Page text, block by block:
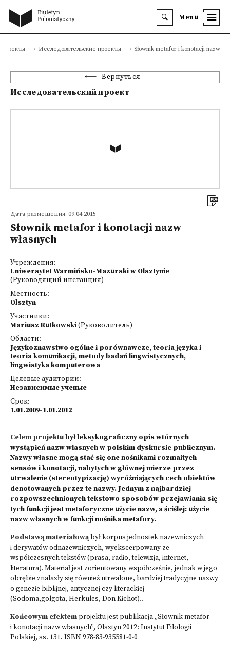
Menu
Исследовательские проекты Słownik metafor i konotacji nazw
Вернуться
Исследовательский проект
Дата размещения: 09.04.2015
Słownik metafor i konotacji nazw
własnych
Учреждения:
Uniwersytet Warmińsko-Mazurski w Olsztynie
(Руководящий инстанция)
Местность:
Olsztyn
Участники:
Mariusz Rutkowski(Руководитель)
Области:
Językoznawstwo ogólne i porównawcze, teoria języka i
teoria komunikacji, metody badań lingwistycznych,
lingwistyka komputerowa
Целевые аудитории:
Независимые ученые
Срок:
1.01.2009-1.01.2012
Celem projektubył leksykograficzny opis wtórnych
wystąpień nazw własnych w polskim dyskursie publicznym.
Nazwy własne mogą stać się one nośnikami rozmaitych
sensów i konotacji, nabytych w głównej mierze przez
utrwalenie (stereotypizację) wyróżniających cech obiektów
denotowanych przez te nazwy. Jednym z najbardziej
rozpowszechnionych tekstowo sposobów przejawiania się
tych funkcji jest metaforyczne użycie nazw, a ściślej: użycie
nazw własnych w funkcji nośnika metafory.
Podstawą materiałowąbył korpus jednostek nazewniczych
i derywatów odnazewniczych, wyekscerpowany ze
współczesnych tekstów (prasa, radio, telewizja, internet,
literatura). Materiał jest zorientowany współcześnie, jednak w jego
obrębie znalazły się również utrwalone, bardziej tradycyjne nazwy
o genezie biblijnej, antycznej czy literackiej
(Sodoma,golgota, Herkules, Don Kichot)..
Końcowym efektemprojektu jest publikacja „Słownik metafor
i konotacji nazw własnych”, Olsztyn 2012: Instytut Filologii
Polskiej, ss. 131. ISBN 978-83-935581-0-0